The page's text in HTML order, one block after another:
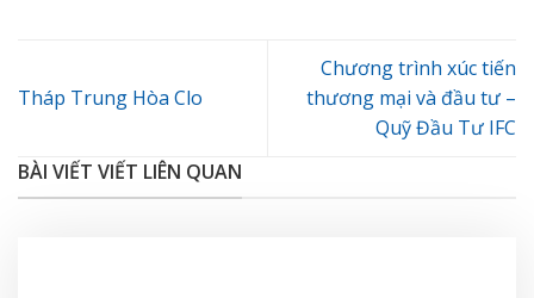
Tháp Trung Hòa Clo
Chương trình xúc tiến
thương mại và đầu tư –
Quỹ Đầu Tư IFC
BÀI VIẾT VIẾT LIÊN QUAN